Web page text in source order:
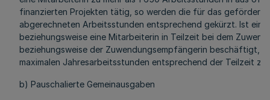
finanzierten Projekten tätig, so werden die für das
abgerechneten Arbeitsstunden entsprechend gekürzt. Ist ein
beziehungsweise eine Mitarbeiterin in Teilzeit bei dem
beziehungsweise der Zuwendungsempfängerin beschäftigt,
maximalen Jahresarbeitsstunden entsprechend der Teilzeit zu
b) Pauschalierte Gemeinausgaben